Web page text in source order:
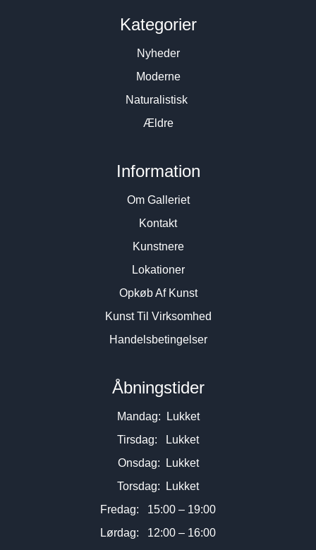
Kategorier
Nyheder
Moderne
Naturalistisk
Ældre
Information
Om Galleriet
Kontakt
Kunstnere
Lokationer
Opkøb Af Kunst
Kunst Til Virksomhed
Handelsbetingelser
Åbningstider
Mandag: Lukket
Tirsdag: Lukket
Onsdag: Lukket
Torsdag: Lukket
Fredag: 15:00 – 19:00
Lørdag: 12:00 – 16:00